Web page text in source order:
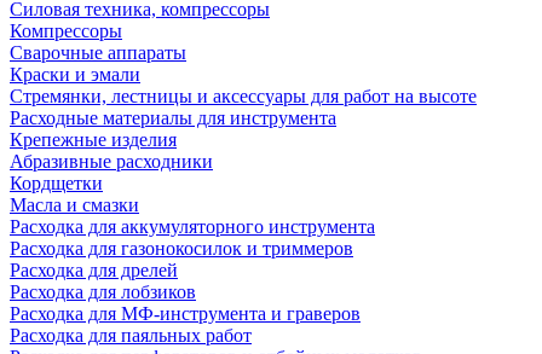
Силовая техника, компрессоры
Компрессоры
Сварочные аппараты
Краски и эмали
Стремянки, лестницы и аксессуары для работ на высоте
Расходные материалы для инструмента
Крепежные изделия
Абразивные расходники
Кордщетки
Масла и смазки
Расходка для аккумуляторного инструмента
Расходка для газонокосилок и триммеров
Расходка для дрелей
Расходка для лобзиков
Расходка для МФ-инструмента и граверов
Расходка для паяльных работ